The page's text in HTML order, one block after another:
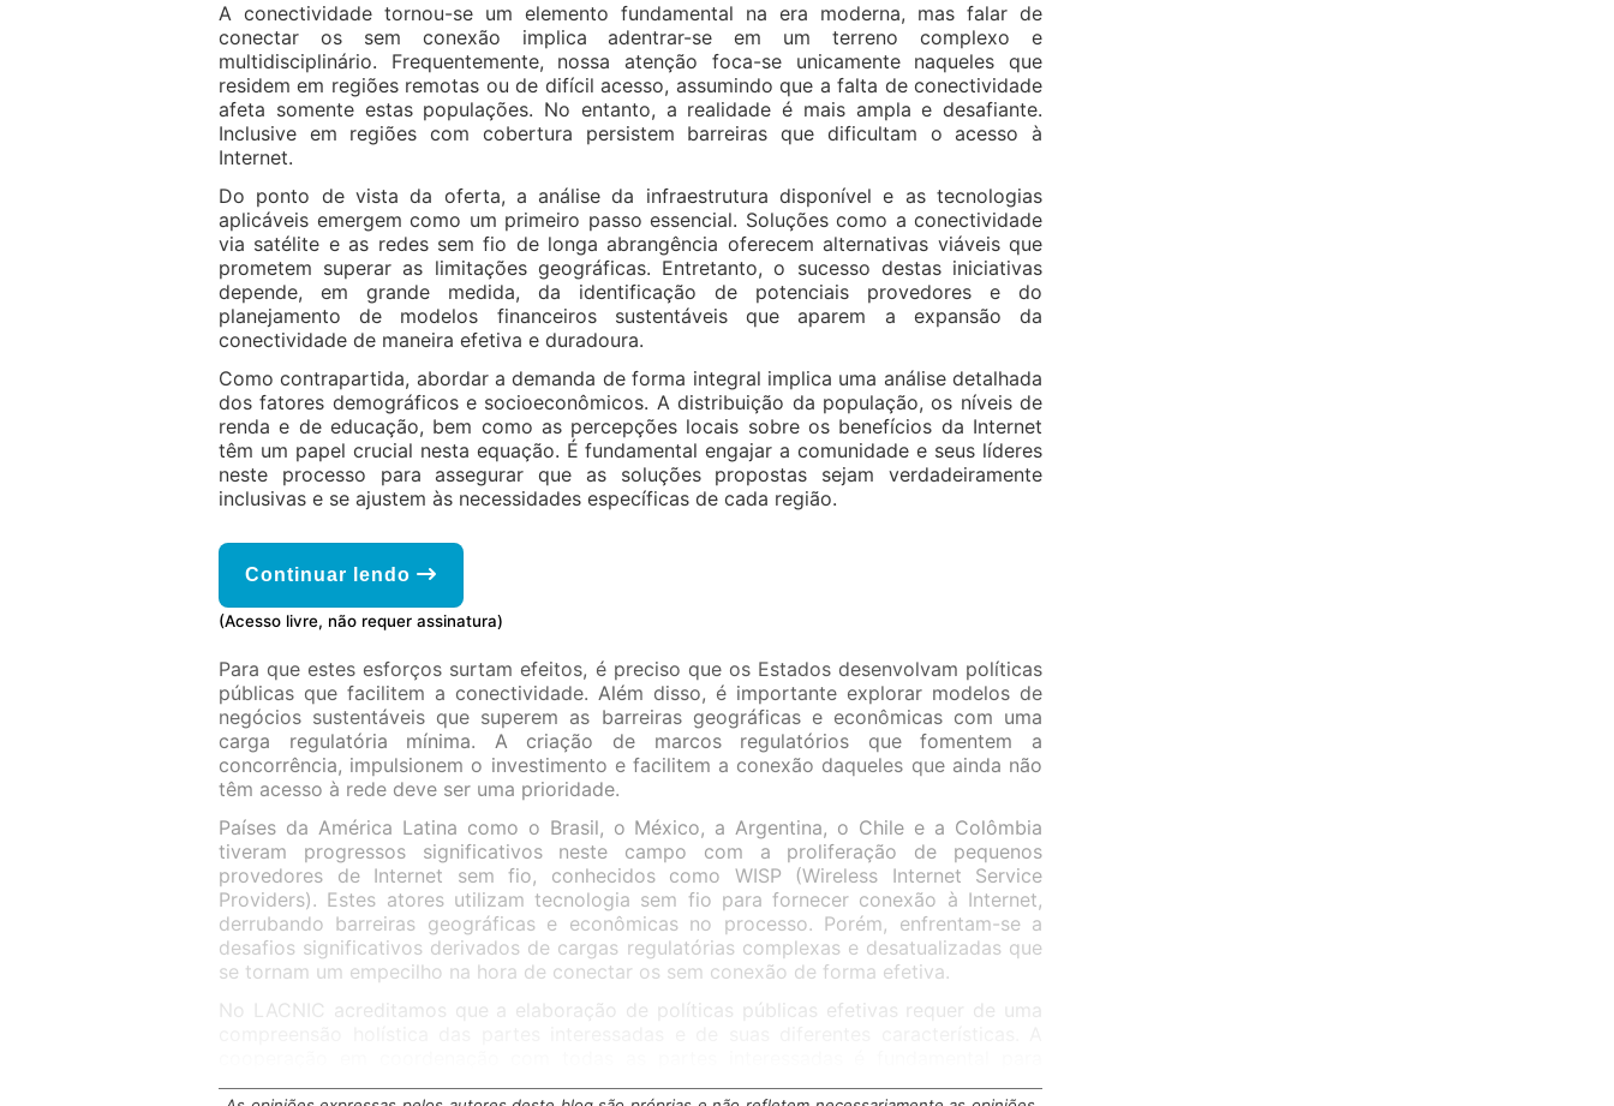
A conectividade tornou-se um elemento fundamental na era moderna, mas falar de
conectar os sem conexão implica adentrar-se em um terreno complexo e
multidisciplinário. Frequentemente, nossa atenção foca-se unicamente naqueles que
residem em regiões remotas ou de difícil acesso, assumindo que a falta de conectividade
afeta somente estas populações. No entanto, a realidade é mais ampla e desafiante.
Inclusive em regiões com cobertura persistem barreiras que dificultam o acesso à
Internet.
Do ponto de vista da oferta, a análise da infraestrutura disponível e as tecnologias
aplicáveis emergem como um primeiro passo essencial. Soluções como a conectividade
via satélite e as redes sem fio de longa abrangência oferecem alternativas viáveis que
prometem superar as limitações geográficas. Entretanto, o sucesso destas iniciativas
depende, em grande medida, da identificação de potenciais provedores e do
planejamento de modelos financeiros sustentáveis que aparem a expansão da
conectividade de maneira efetiva e duradoura.
Como contrapartida, abordar a demanda de forma integral implica uma análise detalhada
dos fatores demográficos e socioeconômicos. A distribuição da população, os níveis de
renda e de educação, bem como as percepções locais sobre os benefícios da Internet
têm um papel crucial nesta equação. É fundamental engajar a comunidade e seus líderes
neste processo para assegurar que as soluções propostas sejam verdadeiramente
inclusivas e se ajustem às necessidades específicas de cada região.
Continuar lendo
(Acesso livre, não requer assinatura)
Para que estes esforços surtam efeitos, é preciso que os Estados desenvolvam políticas
públicas que facilitem a conectividade. Além disso, é importante explorar modelos de
negócios sustentáveis que superem as barreiras geográficas e econômicas com uma
carga regulatória mínima. A criação de marcos regulatórios que fomentem a
concorrência, impulsionem o investimento e facilitem a conexão daqueles que ainda não
têm acesso à rede deve ser uma prioridade.
Países da América Latina como o Brasil, o México, a Argentina, o Chile e a Colômbia
tiveram progressos significativos neste campo com a proliferação de pequenos
provedores de Internet sem fio, conhecidos como WISP (Wireless Internet Service
Providers). Estes atores utilizam tecnologia sem fio para fornecer conexão à Internet,
derrubando barreiras geográficas e econômicas no processo. Porém, enfrentam-se a
desafios significativos derivados de cargas regulatórias complexas e desatualizadas que
se tornam um empecilho na hora de conectar os sem conexão de forma efetiva.
No LACNIC acreditamos que a elaboração de políticas públicas efetivas requer de uma
conseguir um desenvolvimento sustentável em termos de conectividade e acessibilidade